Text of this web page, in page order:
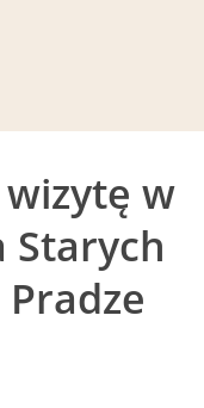
w
Starych